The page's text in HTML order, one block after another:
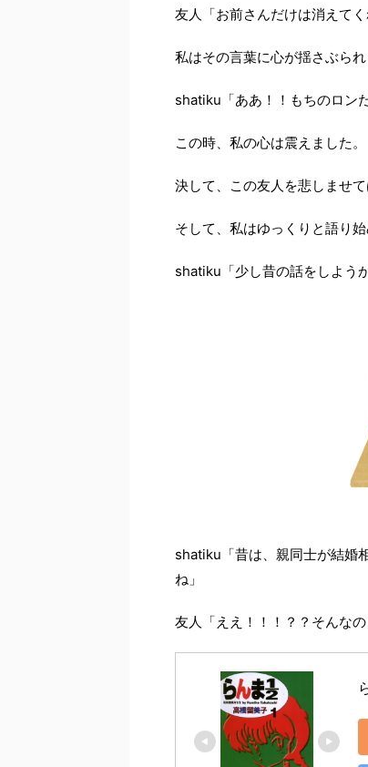
友人「お前さんだけは消えてく
私はその言葉に心が揺さぶられ
shatiku「ああ！！もちのロン
この時、私の心は震えました。
決して、この友人を悲しませ
そして、私はゆっくりと語り始
shatiku「少し昔の話をしよう
shatiku「昔は、親同士が結婚
ね」
友人「ええ！！！？？そんな